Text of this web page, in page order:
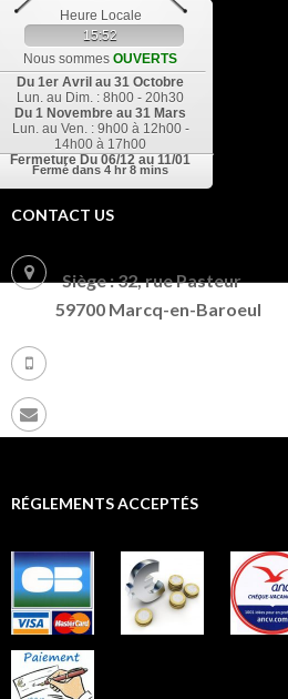
Heure Locale
15:52
Nous sommes OUVERTS
Du 1er Avril au 31 Octobre
Lun. au Dim. : 8h00 - 20h30
Du 1 Novembre au 31 Mars
Lun. au Ven. : 9h00 à 12h00 -
14h00 à 17h00
Fermeture Du 06/12 au 11/01
Fermé dans 4 hr 8 mins
CONTACT US
Siège : 32, rue Pasteur
59700 Marcq-en-Baroeul
RÉGLEMENTS ACCEPTÉS